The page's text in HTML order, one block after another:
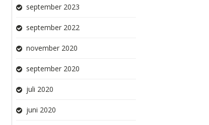
september 2023
september 2022
november 2020
september 2020
juli 2020
juni 2020